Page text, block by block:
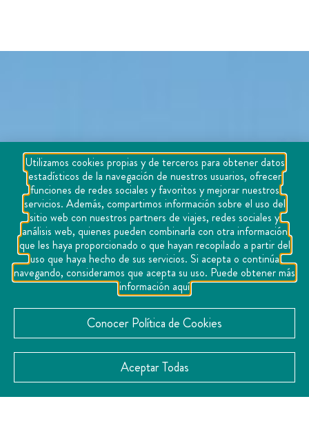
Utilizamos cookies propias y de terceros para obtener datos
estadísticos de la navegación de nuestros usuarios, ofrecer
funciones de redes sociales y favoritos y mejorar nuestros
servicios. Además, compartimos información sobre el uso del
sitio web con nuestros partners de viajes, redes sociales y
análisis web, quienes pueden combinarla con otra información
que les haya proporcionado o que hayan recopilado a partir del
uso que haya hecho de sus servicios. Si acepta o continúa
navegando, consideramos que acepta su uso. Puede obtener más
información aquí
Conocer Política de Cookies
Aceptar Todas